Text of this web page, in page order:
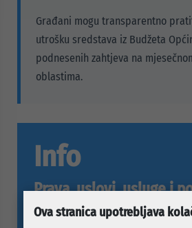
Građani mogu transparentno
utrošku sredstava iz Budžeta
podnesenih zahtjeva na
oblastima.
Info
Prava, uslovi, usluge i
građane
Ova stranica upotrebljava